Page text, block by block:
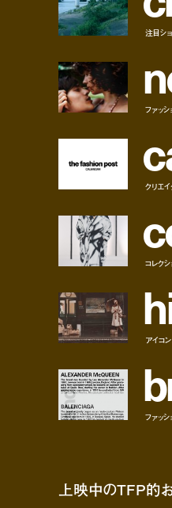
注目シ
n
ファッ
c
クリエ
c
コレク
h
アイコ
b
ファッ
上映中のTFP的